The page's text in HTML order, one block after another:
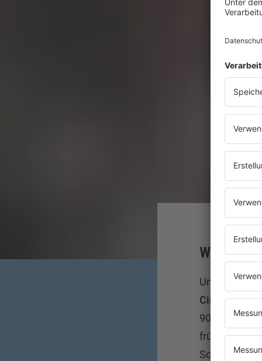
Warum
Um zu
Circle,Big
90ern so
früher
Sommer-